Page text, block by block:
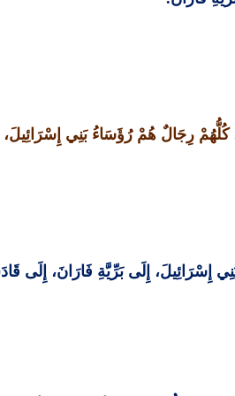
كُلُّهُمْ رِجَالٌ هُمْ رُؤَسَاءُ بَنِي إِسْرَائِيلَ،
إِلَى بَرِّيَّةِ فَارَانَ، إِلَى